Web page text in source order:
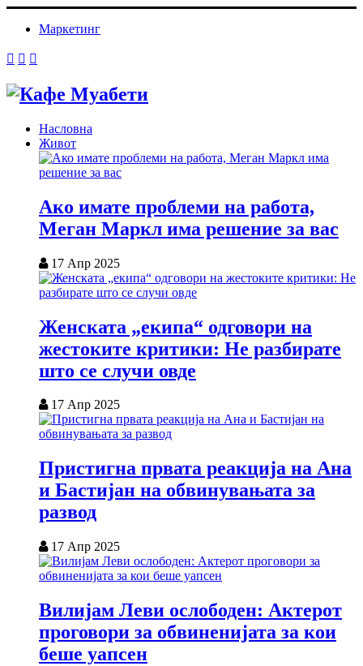
Маркетинг
Насловна
Живот
Ако имате проблеми на работа,
Меган Маркл има решение за вас
17 Апр 2025
Женската „екипа“ одговори на
жестоките критики: Не разбирате
што се случи овде
17 Апр 2025
Пристигна првата реакција на Ана
и Бастијан на обвинувањата за
развод
17 Апр 2025
Вилијам Леви ослободен: Актерот
проговори за обвиненијата за кои
беше уапсен